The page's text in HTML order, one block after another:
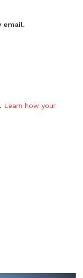
email.
Learn how your